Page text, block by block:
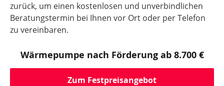
zurück, um einen kostenlosen und unverbindlichen
Beratungstermin bei Ihnen vor Ort oder per Telefon
zu vereinbaren.
Wärmepumpe nach Förderung ab 8.700 €
Zum Festpreisangebot